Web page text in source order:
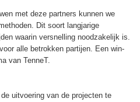
met deze partners kunnen we
Dit soort langjarige
waarin versnelling noodzakelijk is.
alle betrokken partijen. Een win-
van TenneT.
uitvoering van de projecten te